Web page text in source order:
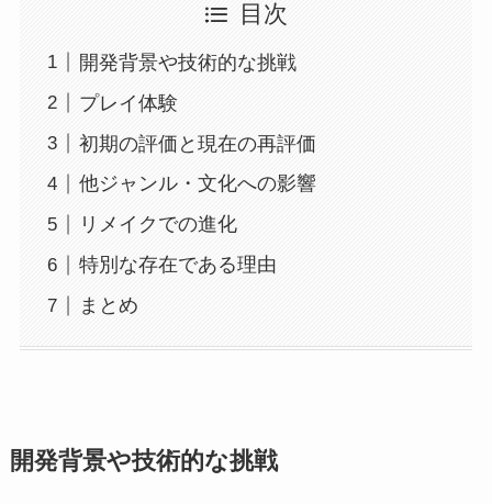
目次
開発背景や技術的な挑戦
プレイ体験
初期の評価と現在の再評価
他ジャンル・文化への影響
リメイクでの進化
特別な存在である理由
まとめ
開発背景や技術的な挑戦